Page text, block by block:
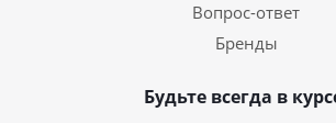
Вопрос-ответ
Бренды
Будьте всегда в